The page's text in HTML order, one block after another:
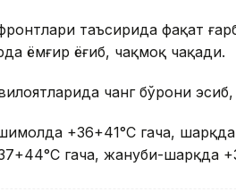
таъсирида фақат
ёмғир ёғиб, чақмоқ чақади.
чанг бўрони
+36+41°С гача,
гача, жануби-шарқда